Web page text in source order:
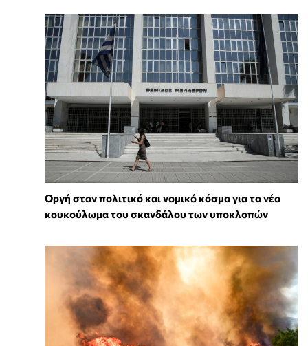
Οργή στον πολιτικό και νομικό κόσμο για το νέο
κουκούλωμα του σκανδάλου των υποκλοπών